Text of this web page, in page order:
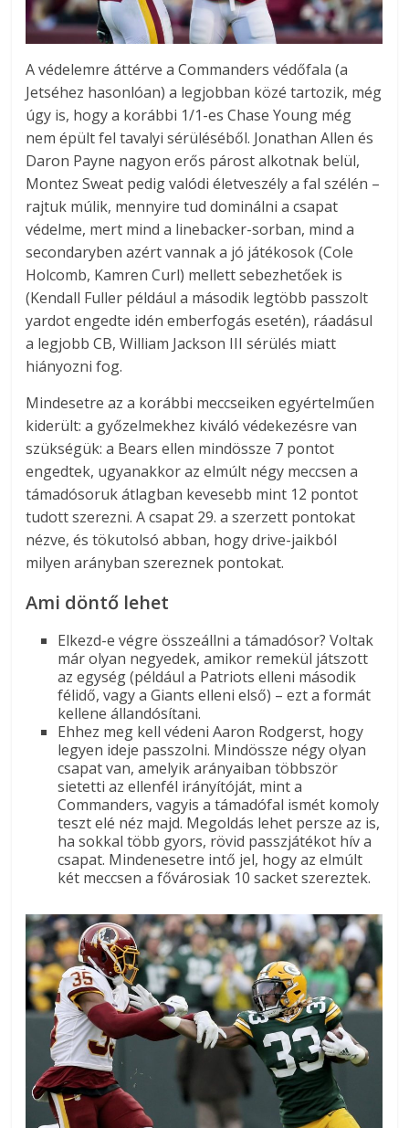
A védelemre áttérve a Commanders védőfala (a
Jetséhez hasonlóan) a legjobban közé tartozik, még
úgy is, hogy a korábbi 1/1-es Chase Young még
nem épült fel tavalyi sérüléséből. Jonathan Allen és
Daron Payne nagyon erős párost alkotnak belül,
Montez Sweat pedig valódi életveszély a fal szélén –
rajtuk múlik, mennyire tud dominálni a csapat
védelme, mert mind a linebacker-sorban, mind a
secondaryben azért vannak a jó játékosok (Cole
Holcomb, Kamren Curl) mellett sebezhetőek is
(Kendall Fuller például a második legtöbb passzolt
yardot engedte idén emberfogás esetén), ráadásul
a legjobb CB, William Jackson III sérülés miatt
hiányozni fog.
Mindesetre az a korábbi meccseiken egyértelműen
kiderült: a győzelmekhez kiváló védekezésre van
szükségük: a Bears ellen mindössze 7 pontot
engedtek, ugyanakkor az elmúlt négy meccsen a
támadósoruk átlagban kevesebb mint 12 pontot
tudott szerezni. A csapat 29. a szerzett pontokat
nézve, és tökutolsó abban, hogy drive-jaikból
milyen arányban szereznek pontokat.
Ami döntő lehet
Elkezd-e végre összeállni a támadósor? Voltak
már olyan negyedek, amikor remekül játszott
az egység (például a Patriots elleni második
félidő, vagy a Giants elleni első) – ezt a formát
kellene állandósítani.
Ehhez meg kell védeni Aaron Rodgerst, hogy
legyen ideje passzolni. Mindössze négy olyan
csapat van, amelyik arányaiban többször
sietetti az ellenfél irányítóját, mint a
Commanders, vagyis a támadófal ismét komoly
teszt elé néz majd. Megoldás lehet persze az is,
ha sokkal több gyors, rövid passzjátékot hív a
csapat. Mindenesetre intő jel, hogy az elmúlt
két meccsen a fővárosiak 10 sacket szereztek.